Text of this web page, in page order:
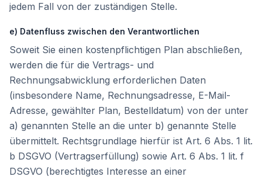
jedem Fall von der zuständigen Stelle.
e) Datenfluss zwischen den Verantwortlichen
Soweit Sie einen kostenpflichtigen Plan abschließen,
werden die für die Vertrags- und
Rechnungsabwicklung erforderlichen Daten
(insbesondere Name, Rechnungsadresse, E-Mail-
Adresse, gewählter Plan, Bestelldatum) von der unter
a) genannten Stelle an die unter b) genannte Stelle
übermittelt. Rechtsgrundlage hierfür ist Art. 6 Abs. 1 lit.
b DSGVO (Vertragserfüllung) sowie Art. 6 Abs. 1 lit. f
DSGVO (berechtigtes Interesse an einer